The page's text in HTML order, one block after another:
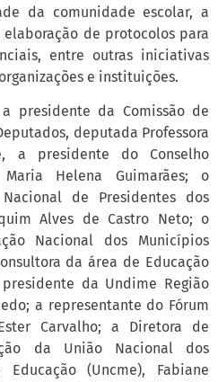
da comunidade escolar, a
de protocolos para
entre outras iniciativas
e instituições.
presidente da Comissão de
deputada Professora
a presidente do Conselho
Helena Guimarães; o
de Presidentes dos
Alves de Castro Neto; o
Nacional dos Municípios
da área de Educação
da Undime Região
a representante do Fórum
Carvalho; a Diretora de
da União Nacional dos
(Uncme), Fabiane